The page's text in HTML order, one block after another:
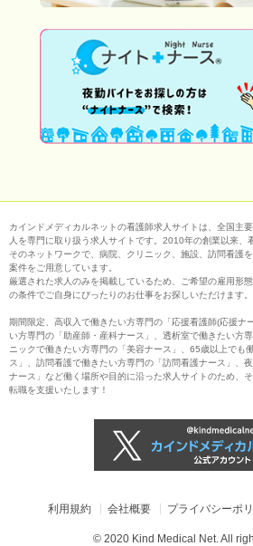
カインドメディカルネットの看護師求人サイトは、全国主
人を専門に取り扱う求人サイトです。2010年の創業以来、
そのネットワークで、病院、クリニック、施設、訪問看護
案件をご用意しています。
厳選された求人のみを掲載しているため、ご希望の雇用形
の条件でご自身にぴったりのお仕事をお探しいただけます。
期間限定、高収入で働きたい方専門の「応援看護師(応援ナ
い方専門の「助産師・産科ナース」、透析室で働きたい方
ニックで働きたい方専門の「美容ナース」、65歳以上でも
ス」、訪問看護で働きたい方専門の「訪問看護ナース」、
ナース」など働く場所や目的に沿った求人サイトのため、
転職を支援いたします！
利用規約 会社概要 プライバシーポ
© 2020 Kind Medical Net. All